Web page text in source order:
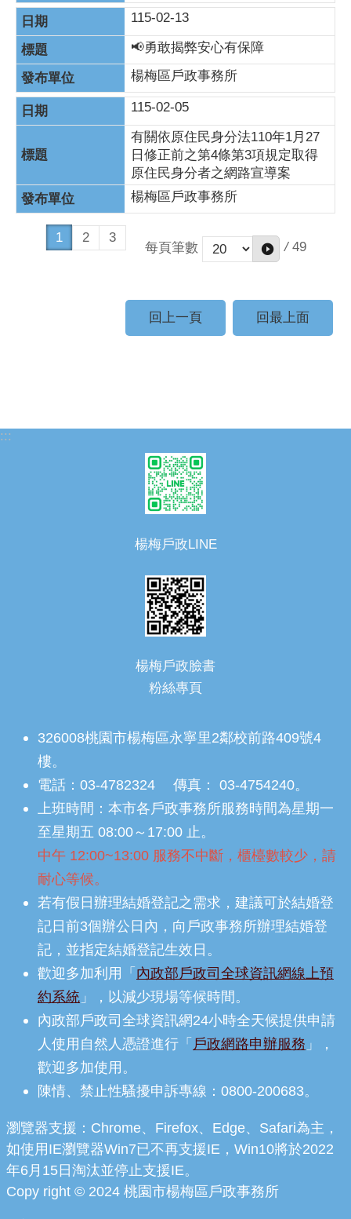
115-02-13
📢勇敢揭弊安心有保障
楊梅區戶政事務所
115-02-05
有關依原住民身分法110年1月27
日修正前之第4條第3項規定取得
原住民身分者之網路宣導案
楊梅區戶政事務所
1 2 3
每頁筆數 / 49
回上一頁 回最上面
:::
楊梅戶政LINE
楊梅戶政臉書
粉絲專頁
326008桃園市楊梅區永寧里2鄰校前路409號4
樓。
電話：03-4782324 傳真： 03-4754240。
上班時間：本市各戶政事務所服務時間為星期一
至星期五 08:00～17:00 止。
中午 12:00~13:00 服務不中斷，櫃檯數較少，請
耐心等候。
若有假日辦理結婚登記之需求，建議可於結婚登
記日前3個辦公日內，向戶政事務所辦理結婚登
記，並指定結婚登記生效日。
歡迎多加利用「 內政部戶政司全球資訊網線上預
約系統 」，以減少現場等候時間。
內政部戶政司全球資訊網24小時全天候提供申請
人使用自然人憑證進行「 戶政網路申辦服務 」，
歡迎多加使用。
陳情、禁止性騷擾申訴專線：0800-200683。
瀏覽器支援：Chrome、Firefox、Edge、Safari為主，
如使用IE瀏覽器Win7已不再支援IE，Win10將於2022
年6月15日淘汰並停止支援IE。
Copy right © 2024 桃園市楊梅區戶政事務所